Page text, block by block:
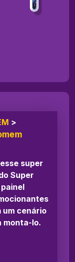
>
super
Super
um cenário
monta-lo.